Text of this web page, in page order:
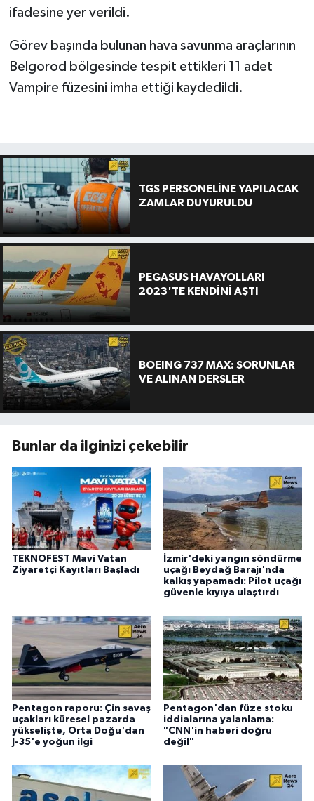
ifadesine yer verildi.
Görev başında bulunan hava savunma araçlarının
Belgorod bölgesinde tespit ettikleri 11 adet
Vampire füzesini imha ettiği kaydedildi.
TGS PERSONELİNE YAPILACAK
ZAMLAR DUYURULDU
PEGASUS HAVAYOLLARI
2023'TE KENDİNİ AŞTI
BOEING 737 MAX: SORUNLAR
VE ALINAN DERSLER
Bunlar da ilginizi çekebilir
TEKNOFEST Mavi Vatan
Ziyaretçi Kayıtları Başladı
İzmir'deki yangın söndürme
uçağı Beydağ Barajı'nda
kalkış yapamadı: Pilot uçağı
güvenle kıyıya ulaştırdı
Pentagon raporu: Çin savaş
uçakları küresel pazarda
yükselişte, Orta Doğu'dan
J-35'e yoğun ilgi
Pentagon'dan füze stoku
iddialarına yalanlama:
"CNN'in haberi doğru
değil"